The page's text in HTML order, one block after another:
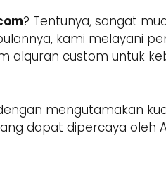
? Tentunya, sangat
kami melayani
custom untuk
mengutamakan
dapat dipercaya oleh